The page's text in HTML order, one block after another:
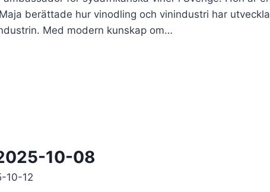
berättade hur vinodling och vinindustri har
Med modern kunskap om…
10-08
10-12